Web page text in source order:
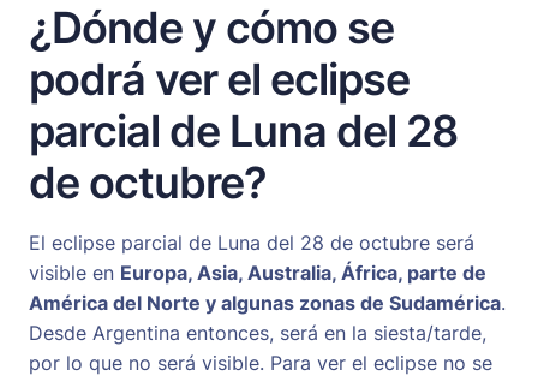
¿Dónde y cómo se
podrá ver el eclipse
parcial de Luna del 28
de octubre?
El eclipse parcial de Luna del 28 de octubre será
visible en Europa, Asia, Australia, África, parte de
América del Norte y algunas zonas de Sudamérica.
Desde Argentina entonces, será en la siesta/tarde,
por lo que no será visible. Para ver el eclipse no se